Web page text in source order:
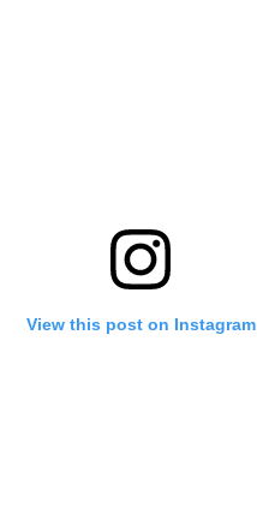
View this post on Instagram